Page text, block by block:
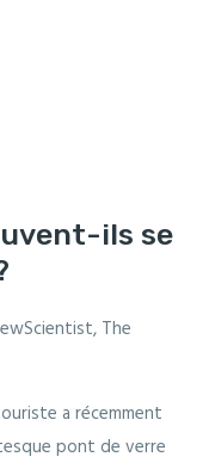
ils se
The
a récemment
pont de verre